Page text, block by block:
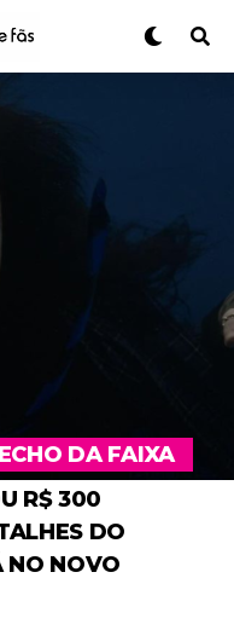
DA FAIXA
R$ 300
RIO DO
DA GG’
NO NOVO